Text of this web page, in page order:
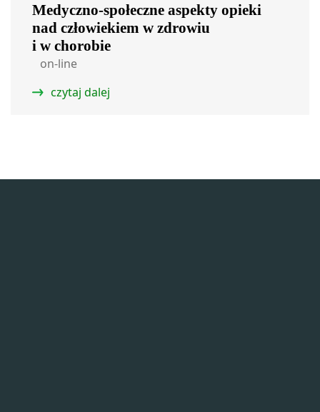
Medyczno-społeczne aspekty opieki
nad człowiekiem w zdrowiu
i w chorobie
on-line
czytaj dalej